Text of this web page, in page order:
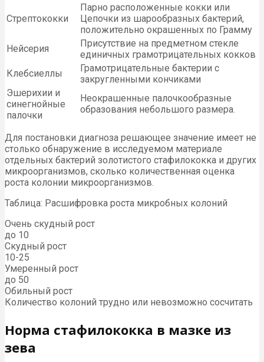
Стрептококки
Парно расположенные кокки или
Цепочки из шарообразных бактерий,
положительно окрашенных по Грамму
Нейсерия
Присутствие на предметном стекле
единичных грамотрицательных кокков
Клебсиеллы
Грамотрицательные бактерии с
закругленными кончиками
Эшерихии и
синегнойные
палочки
Неокрашенные палочкообразные
образования небольшого размера.
Для постановки диагноза решающее значение имеет не
столько обнаружение в исследуемом материале
отдельных бактерий золотистого стафилококка и других
микроорганизмов, сколько количественная оценка
роста колонии микроорганизмов.
Таблица: Расшифровка роста микробных колоний
Очень скудный рост
до 10
Скудный рост
10-25
Умеренный рост
до 50
Обильный рост
Количество колоний трудно или невозможно сосчитать
Норма стафилококка в мазке из
зева